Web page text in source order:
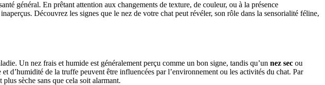
général. En prêtant attention aux changements de texture, de couleur, ou à la présence
Découvrez les signes que le nez de votre chat peut révéler, son rôle dans la sensorialité féline,
Un nez frais et humide est généralement perçu comme un bon signe, tandis qu’un nez sec ou
d’humidité de la truffe peuvent être influencées par l’environnement ou les activités du chat. Par
sèche sans que cela soit alarmant.